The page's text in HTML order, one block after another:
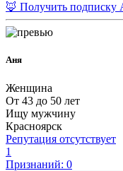
🦊 Получить подписку
Аня
Женщина
От 43 до 50 лет
Ищу мужчину
Красноярск
Репутация отсутствует
1
Признаний: 0